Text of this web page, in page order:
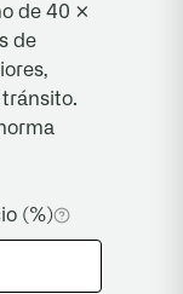
de 40 ×
de
(%)